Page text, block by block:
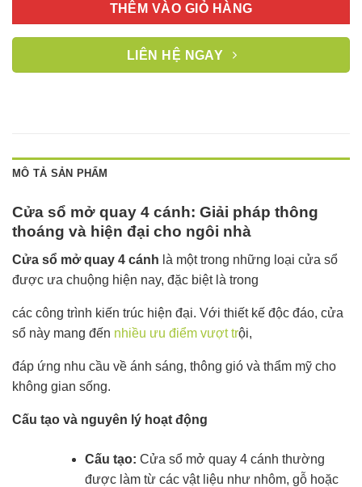
THÊM VÀO GIỎ HÀNG
LIÊN HỆ NGAY
MÔ TẢ SẢN PHẨM
Cửa sổ mở quay 4 cánh: Giải pháp thông
thoáng và hiện đại cho ngôi nhà
Cửa sổ mở quay 4 cánh là một trong những loại cửa sổ
được ưa chuộng hiện nay, đặc biệt là trong
các công trình kiến trúc hiện đại. Với thiết kế độc đáo, cửa
sổ này mang đến nhiều ưu điểm vượt trội,
đáp ứng nhu cầu về ánh sáng, thông gió và thẩm mỹ cho
không gian sống.
Cấu tạo và nguyên lý hoạt động
Cấu tạo: Cửa sổ mở quay 4 cánh thường
được làm từ các vật liệu như nhôm, gỗ hoặc